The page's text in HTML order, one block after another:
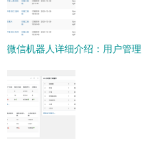
微信机器人详细介绍：用户管理